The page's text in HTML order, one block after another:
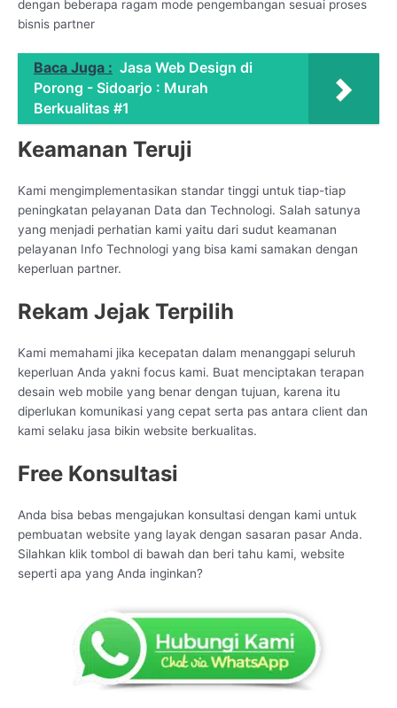
dengan beberapa ragam mode pengembangan sesuai proses
bisnis partner
Baca Juga : Jasa Web Design di
Porong - Sidoarjo : Murah
Berkualitas #1
Keamanan Teruji
Kami mengimplementasikan standar tinggi untuk tiap-tiap
peningkatan pelayanan Data dan Technologi. Salah satunya
yang menjadi perhatian kami yaitu dari sudut keamanan
pelayanan Info Technologi yang bisa kami samakan dengan
keperluan partner.
Rekam Jejak Terpilih
Kami memahami jika kecepatan dalam menanggapi seluruh
keperluan Anda yakni focus kami. Buat menciptakan terapan
desain web mobile yang benar dengan tujuan, karena itu
diperlukan komunikasi yang cepat serta pas antara client dan
kami selaku jasa bikin website berkualitas.
Free Konsultasi
Anda bisa bebas mengajukan konsultasi dengan kami untuk
pembuatan website yang layak dengan sasaran pasar Anda.
Silahkan klik tombol di bawah dan beri tahu kami, website
seperti apa yang Anda inginkan?